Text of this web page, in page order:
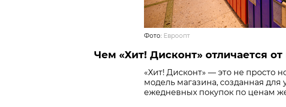
Фото: Евроопт
Чем «Хит! Дисконт» отличается
«Хит! Дисконт» — это не просто
модель магазина, созданная
ежедневных покупок по ценам